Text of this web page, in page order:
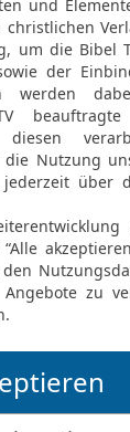
verworfen.
20 Was
21 Darum,
Steine des
zugleich
werden
22 So
Land des
23 Mit
sie und
Meeres,